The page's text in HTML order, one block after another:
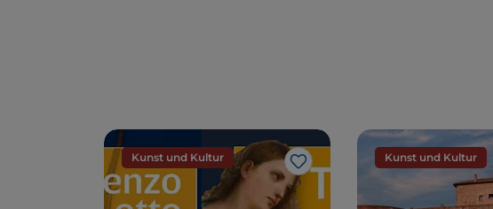
Kunst und Kultur
Like
Kunst und Kultur